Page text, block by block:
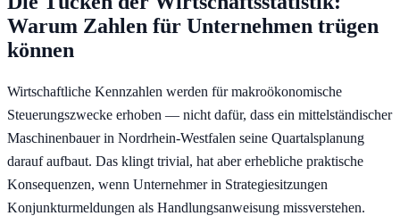
Warum Zahlen für Unternehmen trügen
können
Wirtschaftliche Kennzahlen werden für makro­ökonomische
Steuerungszwecke erhoben — nicht dafür, dass ein mittelständischer
Maschinenbauer in Nordrhein-Westfalen seine Quartals­planung
darauf aufbaut. Das klingt trivial, hat aber erhebliche praktische
Konsequenzen, wenn Unternehmer in Strategie­sitzungen
Konjunktur­meldungen als Handlungs­anweisung missverstehen.